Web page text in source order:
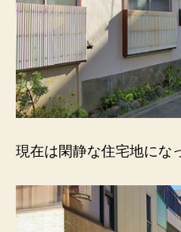
現在は閑静な住宅地にな